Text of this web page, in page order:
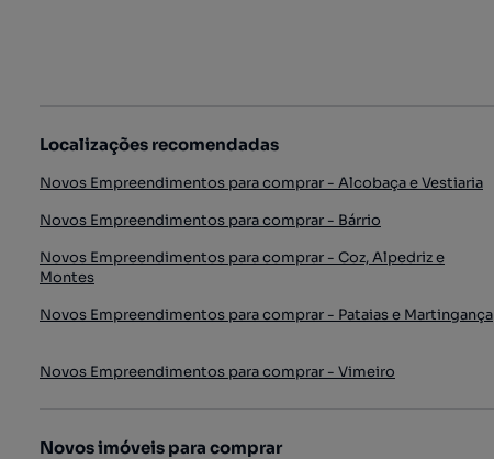
Localizações recomendadas
Novos Empreendimentos para comprar - Alcobaça e Vestiaria
Novos Empreendimentos para comprar - Bárrio
Novos Empreendimentos para comprar - Coz, Alpedriz e
Montes
Novos Empreendimentos para comprar - Pataias e Martingança
Novos Empreendimentos para comprar - Vimeiro
Novos imóveis para comprar